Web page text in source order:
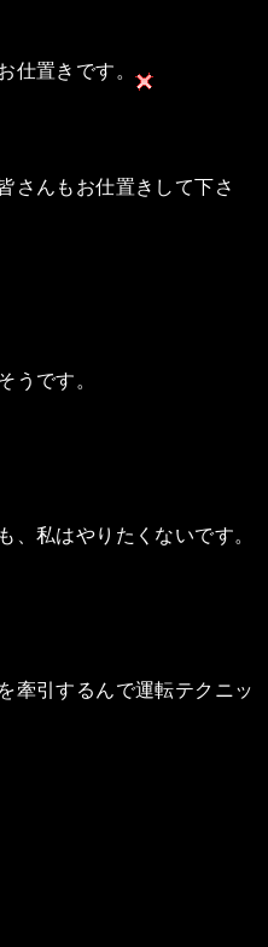
仕置きです。
さんもお仕置きして下さ
うです。
、私はやりたくないです。
牽引するんで運転テクニッ